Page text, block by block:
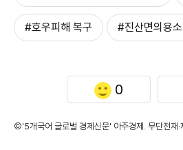
#호우피해 복구 #진산면의용
0
©'5개국어 글로벌 경제신문' 아주경제. 무단전재·